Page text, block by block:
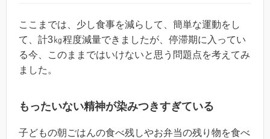
ここまでは、少し食事を減らして、簡単な運動をし
て、計3㎏程度減量できましたが、停滞期に入ってい
る今、このままではいけないと思う問題点を考えてみ
ました。
もったいない精神が染みつきすぎている
子どもの朝ごはんの食べ残しやお弁当の残り物を食べ